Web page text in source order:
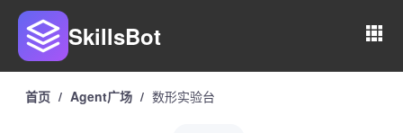
SkillsBot
首页 / Agent广场 / 数形实验台